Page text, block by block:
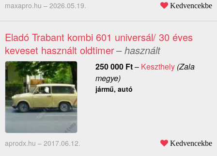
maxapro.hu – 2026.05.19. Kedvencekbe
Eladó Trabant kombi 601 universál/ 30 éves
keveset használt oldtimer– használt
250 000 Ft– Keszthely(Zala
megye)
jármű, autó
aprodx.hu – 2017.06.12. Kedvencekbe